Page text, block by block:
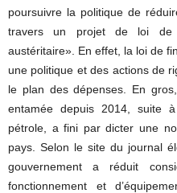
poursuivre la politique de
travers un projet de loi de
austéritaire». En effet, la loi de
une politique et des actions de
le plan des dépenses. En
entamée depuis 2014, suite
pétrole, a fini par dicter une
pays. Selon le site du journal
gouvernement a réduit
fonctionnement et